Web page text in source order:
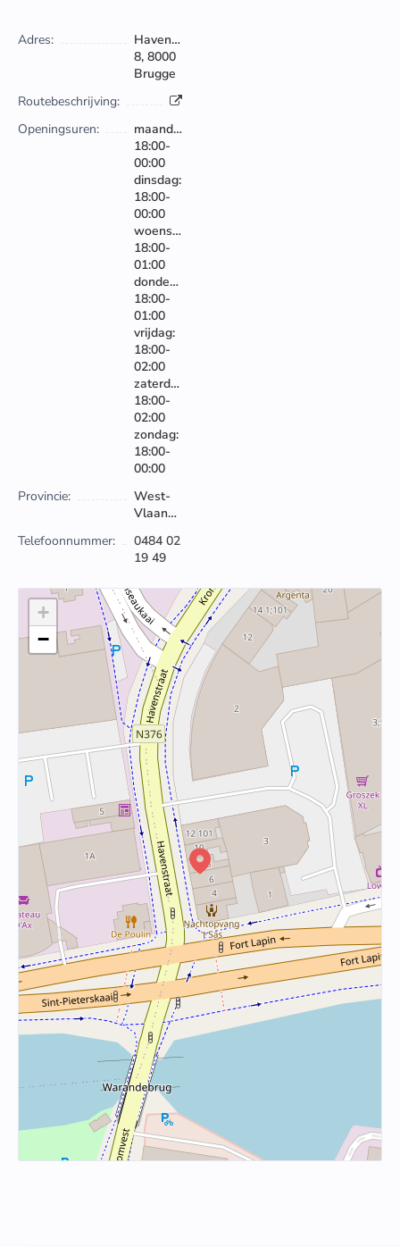
Adres:
Havenstraat
8, 8000
Brugge
Routebeschrijving:
Openingsuren:
maandag:
18:00-
00:00
dinsdag:
18:00-
00:00
woensdag:
18:00-
01:00
donderdag:
18:00-
01:00
vrijdag:
18:00-
02:00
zaterdag:
18:00-
02:00
zondag:
18:00-
00:00
Provincie:
West-
Vlaanderen
Telefoonnummer:
0484 02
19 49
+
−